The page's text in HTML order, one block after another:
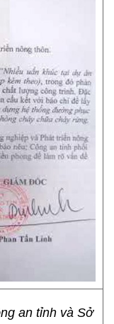
an tỉnh và Sở